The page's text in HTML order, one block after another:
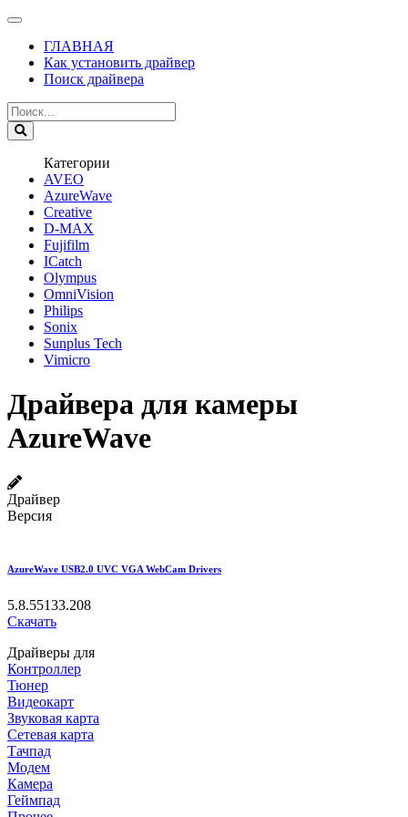
ГЛАВНАЯ
Как установить драйвер
Поиск драйвера
Категории
AVEO
AzureWave
Creative
D-MAX
Fujifilm
ICatch
Olympus
OmniVision
Philips
Sonix
Sunplus Tech
Vimicro
Драйвера для камеры
AzureWave
Драйвер
Версия
AzureWave USB2.0 UVC VGA WebCam Drivers
5.8.55133.208
Скачать
Драйверы для
Контроллер
Тюнер
Видеокарт
Звуковая карта
Сетевая карта
Тачпад
Модем
Камера
Геймпад